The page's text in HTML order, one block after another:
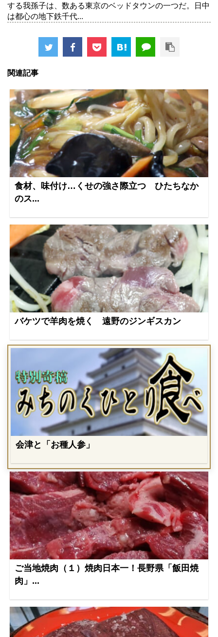
する我孫子は、数ある東京のベッドタウンの一つだ。日中
は都心の地下鉄千代...
関連記事
食材、味付け…くせの強さ際立つ ひたちなか
のス...
バケツで羊肉を焼く 遠野のジンギスカン
会津と「お種人参」
ご当地焼肉（１）焼肉日本一！長野県「飯田焼
肉」...